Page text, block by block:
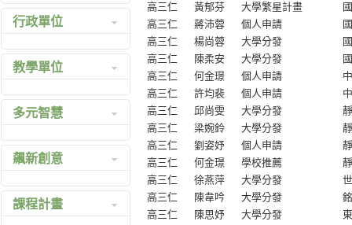
高三仁
黃郁芬 大學繁星計畫
高三仁
蔣沛蓉 個人申請
高三仁
楊尚蓉 大學分發
高三仁
陳柔安 大學分發
高三仁
何金璟 個人申請
高三仁
許均裴 個人申請
高三仁
邱尚雯 大學分發
高三仁
梁婉鈴 大學分發
高三仁
劉姿妤 個人申請
高三仁
何金璟 學校推薦
高三仁
徐燕萍 大學分發
高三仁
陳韋吟 大學分發
高三仁
陳思妤 大學分發
校訓校徽
光華大事記
連絡華女
華女80 校慶紀念特
諮議中心
專業學經歷
97 校長領導卓
心理專業論文
公開信
行政單位
教務處
總務處
人事室
圖書館
教學單位
普通高中
商業經營科
幼兒保育科
多元智慧
高中多元智慧實驗班
飆新創意
牌
課程計畫